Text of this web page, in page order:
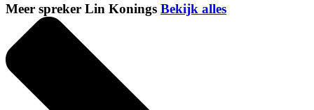
Meer spreker Lin Konings Bekijk alles